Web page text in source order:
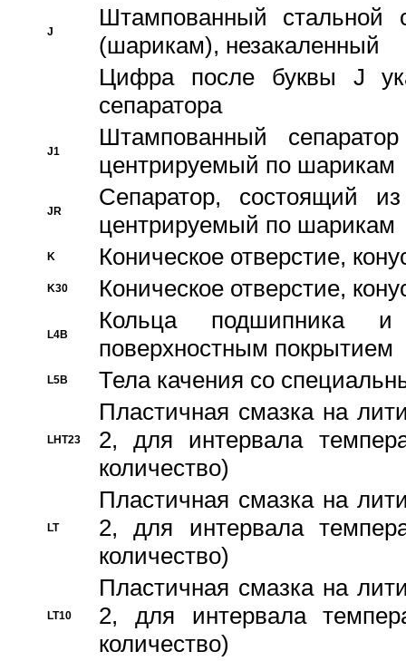
J
Штампованный стальной
(шарикам), незакаленный
Цифра после буквы J
сепаратора
J1
Штампованный
центрируемый по шарикам
JR
Сепаратор, состоящий
центрируемый по шарикам
K Коническое отверстие,
K30 Коническое отверстие,
L4B
Кольца подшипника
поверхностным покрытием
L5B Тела качения со
LHT23
Пластичная смазка на
2, для интервала
количество)
LT
Пластичная смазка на
2, для интервала
количество)
LT10
Пластичная смазка на
2, для интервала
количество)